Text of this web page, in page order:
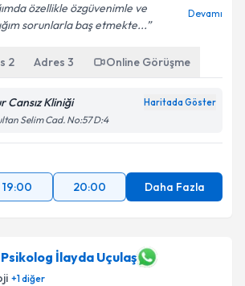
özellikle özgüvenimle ve
sorunlarla baş etmekte...
Devamı
2 Adres 3 Online Görüşme
Cansız Kliniği Haritada Göster
Selim Cad. No:57 D:4
19:00 20:00 Daha Fazla
İlayda Uçulaş
+1diğer